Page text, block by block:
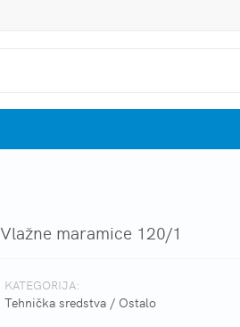
Vlažne maramice 120/1
KATEGORIJA:
Tehnička sredstva / Ostalo